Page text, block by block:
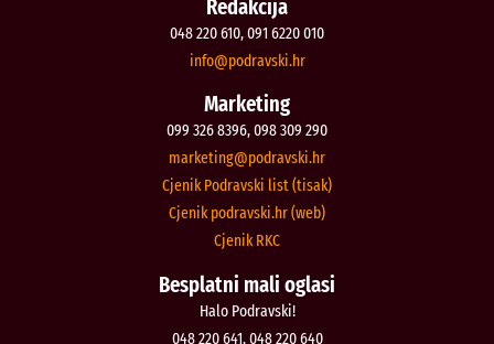
Redakcija
048 220 610, 091 6220 010
rh.iksvardop
@ofni
Marketing
099 326 8396, 098 309 290
rh.iksvardop
@gnitekram
Cjenik Podravski list (tisak)
Cjenik podravski.hr (web)
Cjenik RKC
Besplatni mali oglasi
Halo Podravski!
048 220 641, 048 220 640